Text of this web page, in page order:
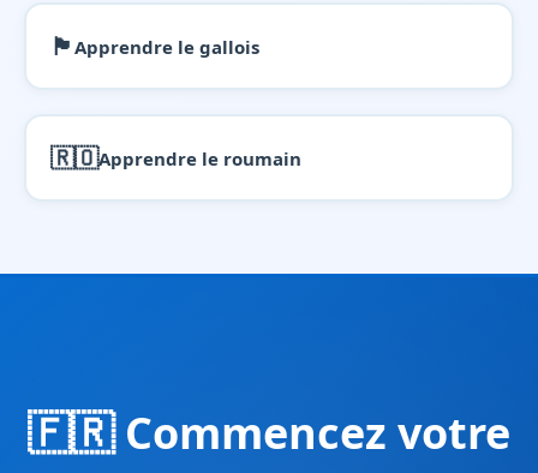
🏴󠁧󠁢󠁷󠁬󠁳󠁿 Apprendre le gallois
🇷🇴Apprendre le roumain
🇫🇷 Commencez votre